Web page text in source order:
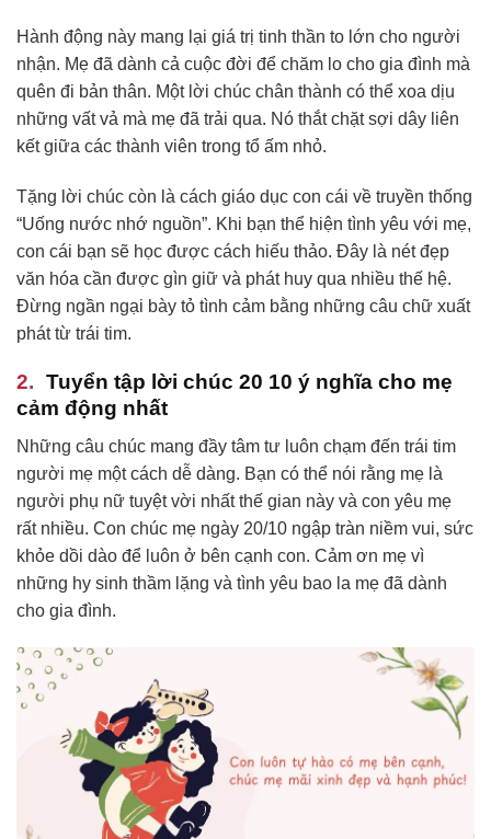
Hành động này mang lại giá trị tinh thần to lớn cho người
nhận. Mẹ đã dành cả cuộc đời để chăm lo cho gia đình mà
quên đi bản thân. Một lời chúc chân thành có thể xoa dịu
những vất vả mà mẹ đã trải qua. Nó thắt chặt sợi dây liên
kết giữa các thành viên trong tổ ấm nhỏ.
Tặng lời chúc còn là cách giáo dục con cái về truyền thống
“Uống nước nhớ nguồn”. Khi bạn thể hiện tình yêu với mẹ,
con cái bạn sẽ học được cách hiếu thảo. Đây là nét đẹp
văn hóa cần được gìn giữ và phát huy qua nhiều thế hệ.
Đừng ngần ngại bày tỏ tình cảm bằng những câu chữ xuất
phát từ trái tim.
Tuyển tập lời chúc 20 10 ý nghĩa cho mẹ
cảm động nhất
Những câu chúc mang đầy tâm tư luôn chạm đến trái tim
người mẹ một cách dễ dàng. Bạn có thể nói rằng mẹ là
người phụ nữ tuyệt vời nhất thế gian này và con yêu mẹ
rất nhiều. Con chúc mẹ ngày 20/10 ngập tràn niềm vui, sức
khỏe dồi dào để luôn ở bên cạnh con. Cảm ơn mẹ vì
những hy sinh thầm lặng và tình yêu bao la mẹ đã dành
cho gia đình.